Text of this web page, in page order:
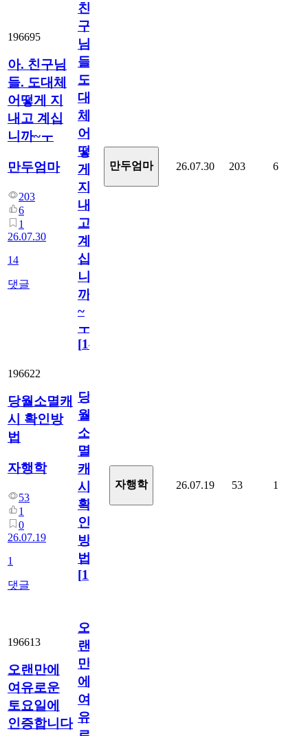
196695
아. 친구님
들. 도대체
어떻게 지
내고 계십
니까~ㅜ
만두엄마
203
6
1
26.07.30
14
댓글
친
구
님
들.
도
대
체
어
떻
게
지
내
고
계
십
니
까
~
ㅜ
[14
만두엄마 26.07.30 203 6
196622
당월소멸캐
시 확인방
법
자행학
53
1
0
26.07.19
1
댓글
당
월
소
멸
캐
시
확
인
방
법
[1]
자행학 26.07.19 53 1
196613
오랜만에
여유로운
토요일에
인증합니다
오
랜
만
에
여
유